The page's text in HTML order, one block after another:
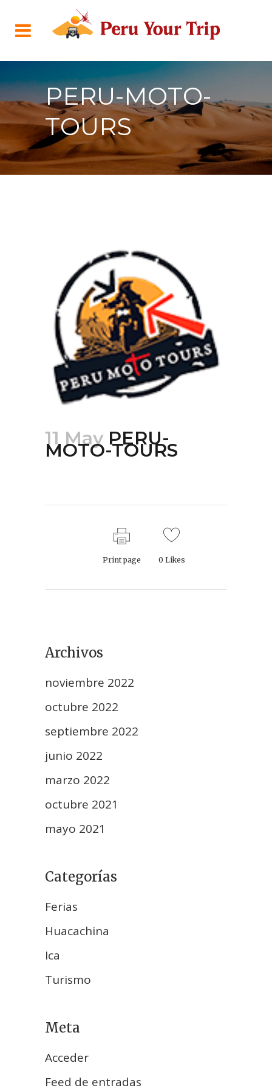
PERU-MOTO-
TOURS
11 May PERU-
MOTO-TOURS
Print page 0 Likes
Archivos
noviembre 2022
octubre 2022
septiembre 2022
junio 2022
marzo 2022
octubre 2021
mayo 2021
Categorías
Ferias
Huacachina
Ica
Turismo
Meta
Acceder
Feed de entradas